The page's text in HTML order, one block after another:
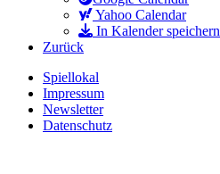
Yahoo Calendar
In Kalender speichern
Zurück
Spiellokal
Impressum
Newsletter
Datenschutz